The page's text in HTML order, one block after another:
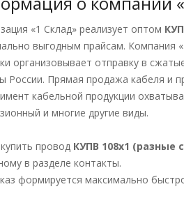
«1 Склад» реализует оптом
выгодным прайсам. Компания
организовывает отправку в
России. Прямая продажа кабеля и
кабельной продукции
и многие другие виды.
провод КУПВ 108х1 (разные
в разделе контакты.
формируется максимально